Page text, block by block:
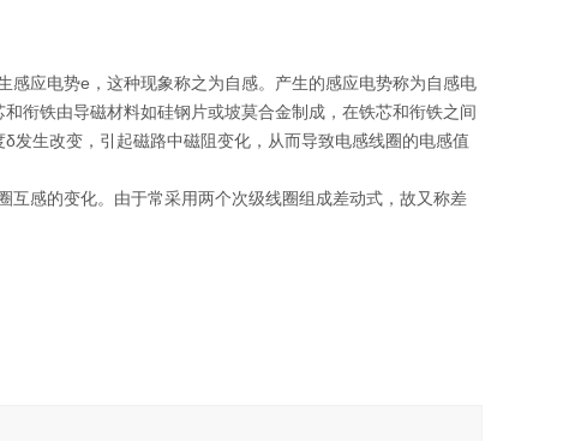
应电势e，这种现象称之为自感。产生的感应电势称为自感电
衔铁由导磁材料如硅钢片或坡莫合金制成，在铁芯和衔铁之间
发生改变，引起磁路中磁阻变化，从而导致电感线圈的电感值
感的变化。由于常采用两个次级线圈组成差动式，故又称差